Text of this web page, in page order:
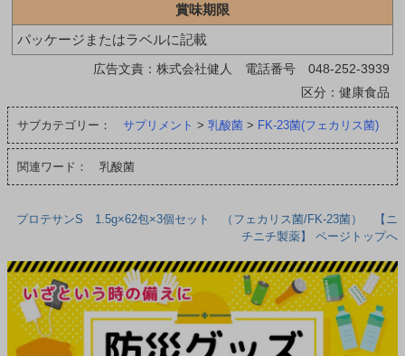
賞味期限
パッケージまたはラベルに記載
広告文責：株式会社健人 電話番号 048-252-3939
区分：健康食品
サブカテゴリー： サプリメント > 乳酸菌 > FK-23菌(フェカリス菌)
関連ワード： 乳酸菌
プロテサンS 1.5g×62包×3個セット （フェカリス菌/FK-23菌） 【ニ
チニチ製薬】 ページトップへ